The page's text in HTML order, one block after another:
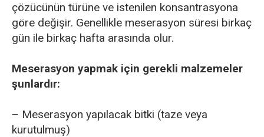
çözücünün türüne ve istenilen konsantrasyona
göre değişir. Genellikle meserasyon süresi birkaç
gün ile birkaç hafta arasında olur.
Meserasyon yapmak için gerekli malzemeler
şunlardır:
– Meserasyon yapılacak bitki (taze veya
kurutulmuş)